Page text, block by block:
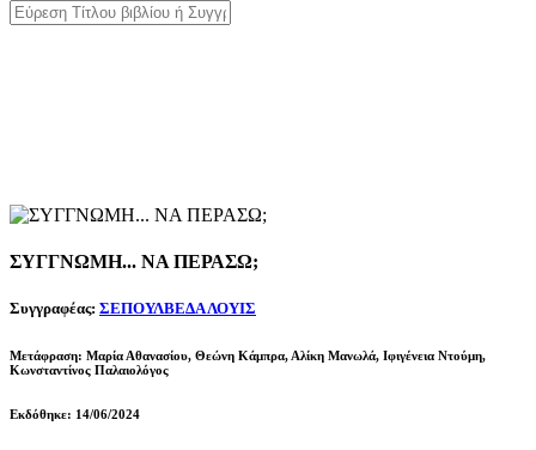
ΣΥΓΓΝΩΜΗ... ΝΑ ΠΕΡΑΣΩ;
Συγγραφέας: ΣΕΠΟΥΛΒΕΔΑ ΛΟΥΙΣ
Μετάφραση: Μαρία Αθανασίου, Θεώνη Κάμπρα, Αλίκη Μανωλά, Ιφιγένεια Ντούμη,
Κωνσταντίνος Παλαιολόγος
Εκδόθηκε: 14/06/2024